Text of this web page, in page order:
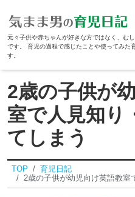
元々子供や赤ちゃんが好きな方ではなく、む
です。 育児の過程で感じたことや使ってみた
す。
2歳の子供が
室で人見知り
てしまう
TOP
育児日記
2歳の子供が幼児向け英語教室